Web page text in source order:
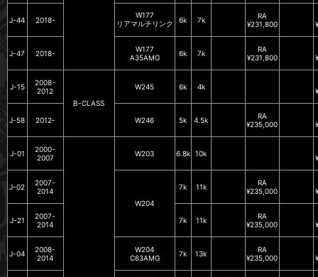
J-44 2018-
W177
リアマルチリンク
6k 7k
RA
¥231,800
J-47 2018-
W177
A35AMG
6k 7k
RA
¥231,800
J-15
2008-
2012
B-CLASS
W245 6k 4k
J-58 2012- W246 5k 4.5k
RA
¥235,000
J-01
2000-
2007
W203 6.8k 10k
J-02
2007-
2014
W204
7k 11k
RA
¥235,000
J-21
2007-
2014
7k 11k
RA
¥235,000
J-04
2008-
2014
W204
C63AMG
7k 13k
RA
¥235,000